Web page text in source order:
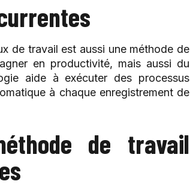
de travail est aussi une méthode de
en productivité, mais aussi du
aide à exécuter des processus
à chaque enregistrement de
de travail